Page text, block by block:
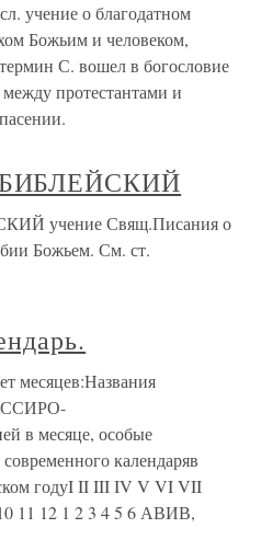
учение о благодатном
Божьим и человеком,
С. вошел в богословие
протестантами и
учение Свящ.Писания о
Божьем. См. ст.
месяцев:Названия
в месяце, особые
календаряв
годуI II III IV V VI VII
11 12 1 2 3 4 5 6 АВИВ,